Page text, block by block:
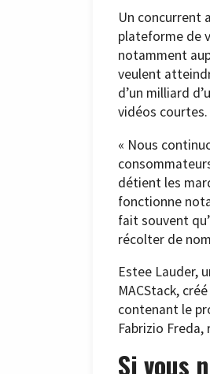
Un concurrent
plateforme de
notamment
veulent
d’un milliard
vidéos courtes.
« Nous
détient les
fonctionne
fait souvent
récolter de
Estee Lauder,
MACStack,
contenant le
Fabrizio Freda,
Si vous